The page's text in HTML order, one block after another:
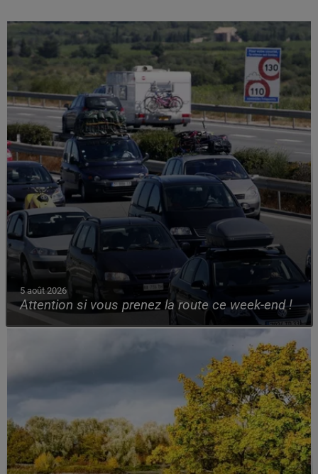
5 août 2026
Attention si vous prenez la route ce week-end !